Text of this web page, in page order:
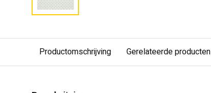
Productomschrijving Gerelateerde producten